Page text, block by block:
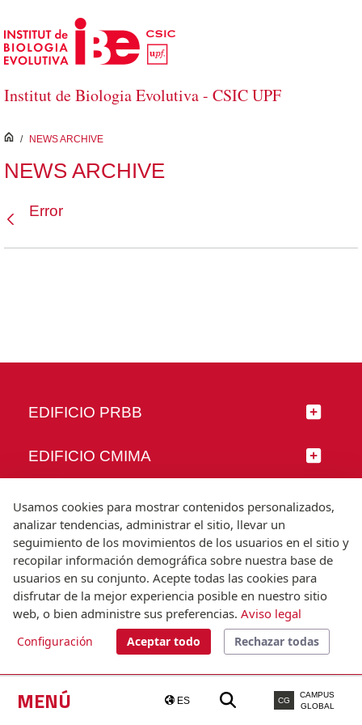
Saltar al contenido principal
Institut de Biologia Evolutiva - CSIC UPF
MENÚ ES CG
CAMPUS
GLOBAL
inici
/ NEWS ARCHIVE
NEWS ARCHIVE
Error
EDIFICIO PRBB
EDIFICIO CMIMA
SÍGUENOS
© Universitat Pompeu Fabra
Barcelona
T.(+34) 93 542 20 00
Usamos cookies para mostrar contenidos personalizados,
analizar tendencias, administrar el sitio, llevar un
seguimiento de los movimientos de los usuarios en el sitio y
recopilar información demográfica sobre nuestra base de
usuarios en su conjunto. Acepte todas las cookies para
disfrutar de la mejor experiencia posible en nuestro sitio
web, o bien administre sus preferencias. Aviso legal
Configuración Aceptar todo Rechazar todas